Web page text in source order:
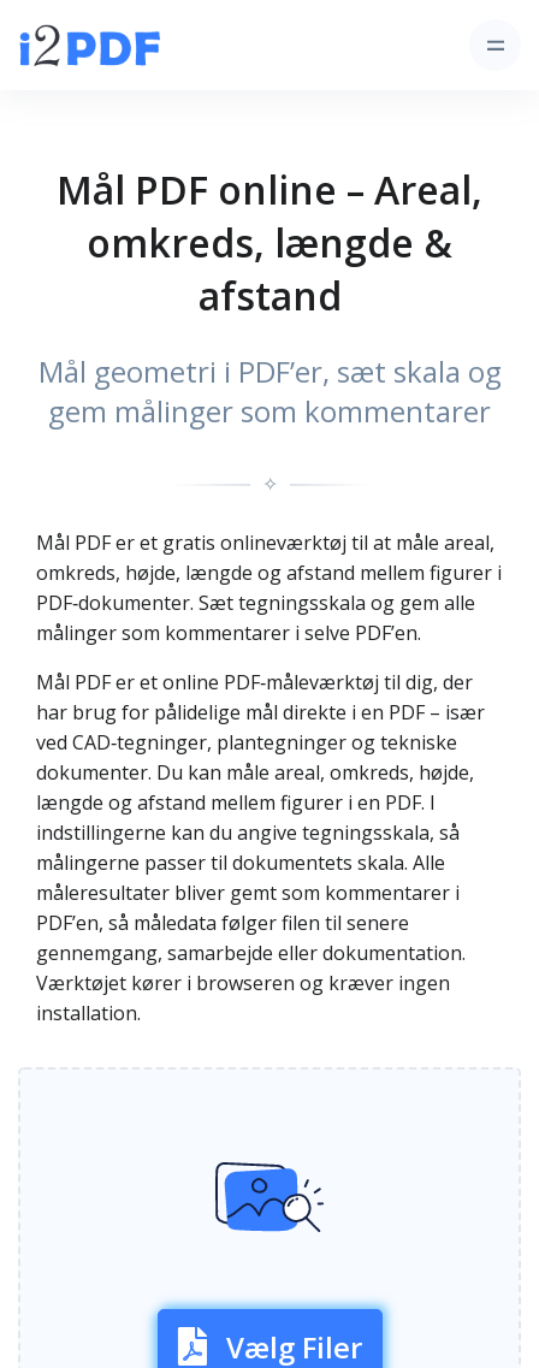
Mål PDF online – Areal,
omkreds, længde &
afstand
Mål geometri i PDF’er, sæt skala og
gem målinger som kommentarer
✧
Mål PDF er et gratis onlineværktøj til at måle areal,
omkreds, højde, længde og afstand mellem figurer i
PDF‑dokumenter. Sæt tegningsskala og gem alle
målinger som kommentarer i selve PDF’en.
Mål PDF er et online PDF‑måleværktøj til dig, der
har brug for pålidelige mål direkte i en PDF – især
ved CAD‑tegninger, plantegninger og tekniske
dokumenter. Du kan måle areal, omkreds, højde,
længde og afstand mellem figurer i en PDF. I
indstillingerne kan du angive tegningsskala, så
målingerne passer til dokumentets skala. Alle
måleresultater bliver gemt som kommentarer i
PDF’en, så måledata følger filen til senere
gennemgang, samarbejde eller dokumentation.
Værktøjet kører i browseren og kræver ingen
installation.
Vælg Filer